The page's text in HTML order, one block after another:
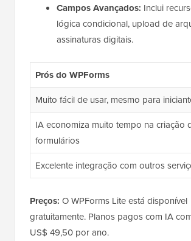
Campos Avançados: Inclui
lógica condicional, upload de
assinaturas digitais.
Prós do WPForms
Muito fácil de usar, mesmo para
IA economiza muito tempo na criação
formulários
Excelente integração com outros
Preços: O WPForms Lite está disponível
gratuitamente. Planos pagos com IA
US$ 49,50 por ano.